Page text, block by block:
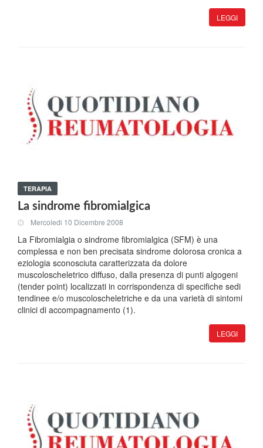
LEGGI
TERAPIA
La sindrome fibromialgica
Mercoledi 10 Dicembre 2008
La Fibromialgia o sindrome fibromialgica (SFM) è una
complessa e non ben precisata sindrome dolorosa cronica a
eziologia sconosciuta caratterizzata da dolore
muscoloscheletrico diffuso, dalla presenza di punti algogeni
(tender point) localizzati in corrispondenza di specifiche sedi
tendinee e/o muscoloscheletriche e da una varietà di sintomi
clinici di accompagnamento (1).
LEGGI